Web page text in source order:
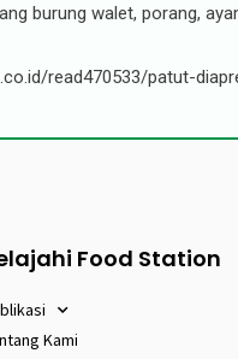
burung walet, porang,
read470533/patut-
Food Station
Kami